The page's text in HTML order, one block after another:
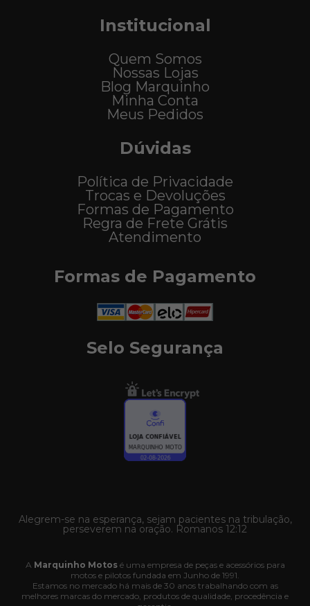
Institucional
Quem Somos
Nossas Lojas
Blog Marquinho
Minha Conta
Meus Pedidos
Dúvidas
Política de Privacidade
Trocas e Devoluções
Formas de Pagamento
Regra de Frete Grátis
Atendimento
Formas de Pagamento
Selo Segurança
Alegrem-se na esperança, sejam pacientes na tribulação,
perseverem na oração. Romanos 12:12
A Marquinho Motosé uma empresa de peças e acessórios para
motos e pilotos fundada em Junho de 1991.
Estamos no mercado há mais de 30 anos trabalhando com as
melhores marcas do mercado, produtos de qualidade, procedência e